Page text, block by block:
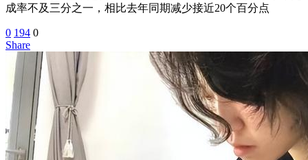
成率不及三分之一，相比去年同期减少接近20个百分点
0 194 0
Share